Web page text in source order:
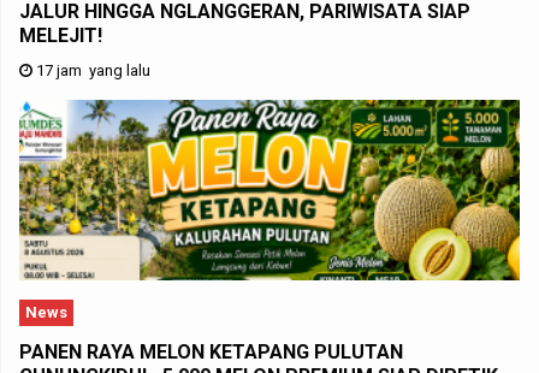
JALUR HINGGA NGLANGGERAN, PARIWISATA SIAP
MELEJIT!
17 jam yang lalu
News
PANEN RAYA MELON KETAPANG PULUTAN